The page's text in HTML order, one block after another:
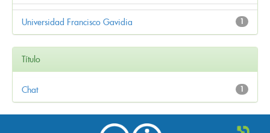
1
Universidad Francisco Gavidia
Título
1
Chat